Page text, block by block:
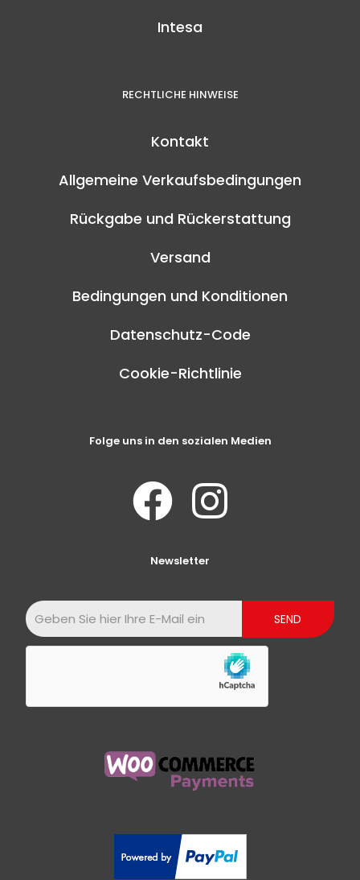
Intesa
RECHTLICHE HINWEISE
Kontakt
Allgemeine Verkaufsbedingungen
Rückgabe und Rückerstattung
Versand
Bedingungen und Konditionen
Datenschutz-Code
Cookie-Richtlinie
Folge uns in den sozialen Medien
Newsletter